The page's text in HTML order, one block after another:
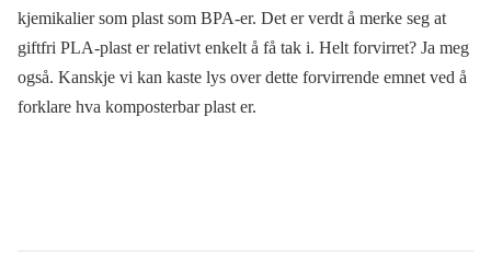
kjemikalier som plast som BPA-er. Det er verdt å merke seg at
giftfri PLA-plast er relativt enkelt å få tak i. Helt forvirret? Ja meg
også. Kanskje vi kan kaste lys over dette forvirrende emnet ved å
forklare hva komposterbar plast er.